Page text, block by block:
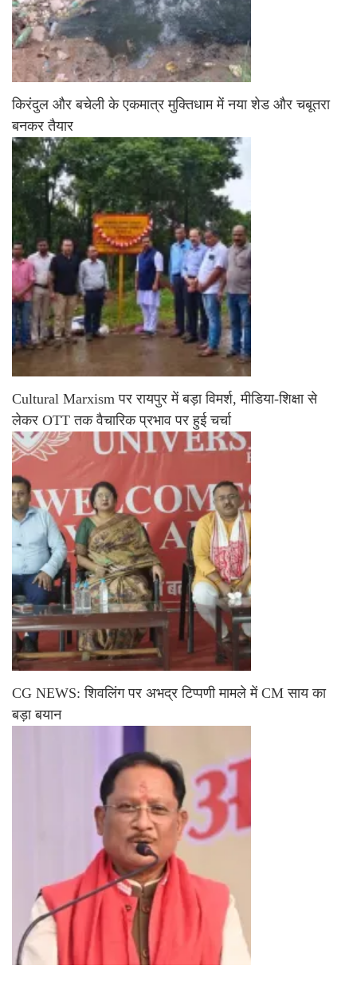
किरंदुल और बचेली के एकमात्र मुक्तिधाम में नया शेड और चबूतरा
बनकर तैयार
Cultural Marxism पर रायपुर में बड़ा विमर्श, मीडिया-शिक्षा से
लेकर OTT तक वैचारिक प्रभाव पर हुई चर्चा
CG NEWS: शिवलिंग पर अभद्र टिप्पणी मामले में CM साय का
बड़ा बयान